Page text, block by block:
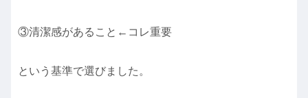
③清潔感があること←コレ重要
という基準で選びました。